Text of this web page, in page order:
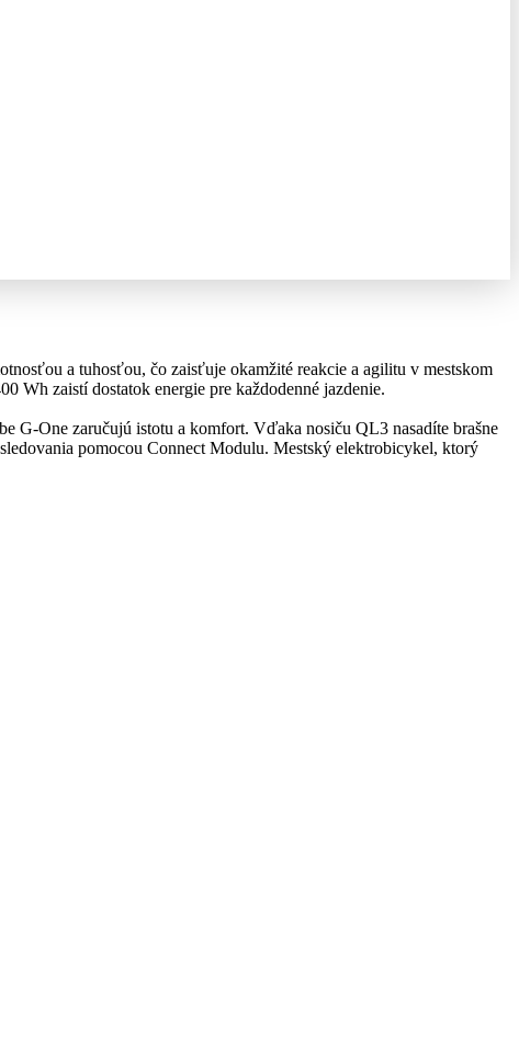
a tuhosťou, čo zaisťuje okamžité reakcie a agilitu v mestskom
Wh zaistí dostatok energie pre každodenné jazdenie.
G-One zaručujú istotu a komfort. Vďaka nosiču QL3 nasadíte brašne
pomocou Connect Modulu. Mestský elektrobicykel, ktorý